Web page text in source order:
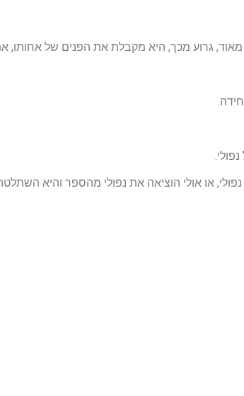
גרוע מכך, היא מקבלת את הפנים של
או אולי הוציאה את נפולי מהספר והיא